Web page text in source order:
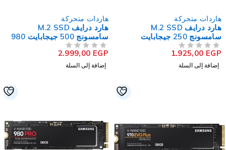
هاردات متحركة
هارد درايف M.2 SSD
سامسونج 250 جيجابايت
NVMe PCIe 980 PRO
1.925,00EGP
إضافة إلى السلة
هاردات متحركة
هارد درايف M.2 SSD
سامسونج 500 جيجابايت 980
NVMe PCIe
2.999,00EGP
إضافة إلى السلة